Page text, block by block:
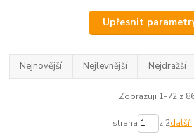
Upřesnit
Nejnovější Nejlevnější Nejdražší
Zobrazuji 1-72 z
strana z 2další